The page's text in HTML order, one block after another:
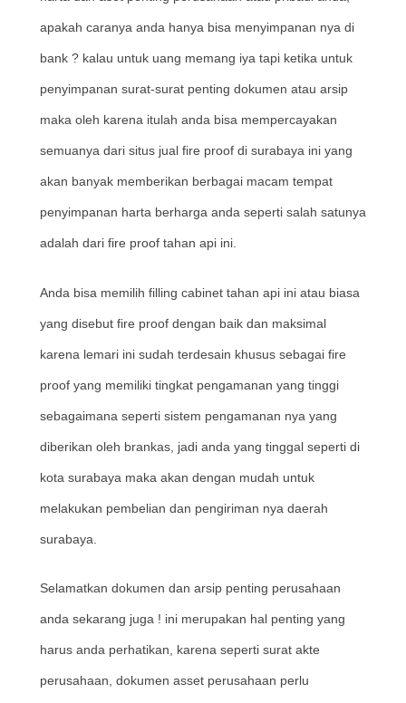
apakah caranya anda hanya bisa menyimpanan nya di
bank ? kalau untuk uang memang iya tapi ketika untuk
penyimpanan surat-surat penting dokumen atau arsip
maka oleh karena itulah anda bisa mempercayakan
semuanya dari situs jual fire proof di surabaya ini yang
akan banyak memberikan berbagai macam tempat
penyimpanan harta berharga anda seperti salah satunya
adalah dari fire proof tahan api ini.
Anda bisa memilih filling cabinet tahan api ini atau biasa
yang disebut fire proof dengan baik dan maksimal
karena lemari ini sudah terdesain khusus sebagai fire
proof yang memiliki tingkat pengamanan yang tinggi
sebagaimana seperti sistem pengamanan nya yang
diberikan oleh brankas, jadi anda yang tinggal seperti di
kota surabaya maka akan dengan mudah untuk
melakukan pembelian dan pengiriman nya daerah
surabaya.
Selamatkan dokumen dan arsip penting perusahaan
anda sekarang juga ! ini merupakan hal penting yang
harus anda perhatikan, karena seperti surat akte
perusahaan, dokumen asset perusahaan perlu